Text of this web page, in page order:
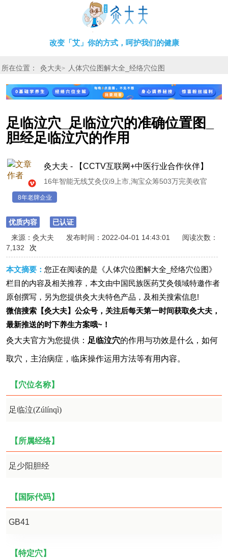
改变「艾」你的方式，呵护我们的健康
所在位置： 灸大夫> 人体穴位图解大全_经络穴位图
足临泣穴_足临泣穴的准确位置图_
胆经足临泣穴的作用
灸大夫 - 【CCTV互联网+中医行业合作伙伴】
16年智能无线艾灸仪i9上市,淘宝众筹503万完美收官
8年老牌企业
优质内容
已认证
来源：灸大夫
发布时间：2022-04-01 14:43:01
阅读次数：
7,132
次
本文摘要： 您正在阅读的是《人体穴位图解大全_经络穴位图》
栏目的内容及相关推荐，本文由中国民族医药艾灸领域特邀作者
原创撰写，另为您提供灸大夫特色产品，及相关搜索信息!
微信搜索【灸大夫】公众号，关注后每天第一时间获取灸大夫，
最新推送的时下养生方案哦~！
灸大夫官方为您提供： 足临泣穴的作用与功效是什么，如何
取穴，主治病症，临床操作运用方法等有用 内容。
【穴位名称】
足临泣(Zúlínqì)
【所属经络】
足少阳胆经
【国际代码】
GB41
【特定穴】